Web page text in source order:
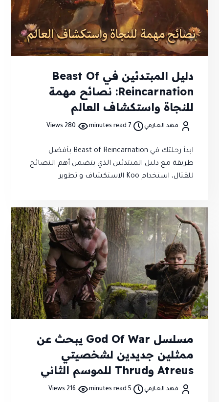
دليل المبتدئين في Beast Of
Reincarnation: نصائح مهمة
للنجاة واستكشاف العالم
فهد العازمي 7 minutes read
280 Views
ابدأ رحلتك في Beast of Reincarnation بأفضل
طريقة مع دليل المبتدئين الذي يتضمن أهم النصائح
للقتال، استخدام Koo الاستكشاف و تطوير
مسلسل God Of War يبحث عن
ممثلين جديدين لشخصيتي
Atreus وThrud للموسم الثاني
فهد العازمي 5 minutes read
216 Views